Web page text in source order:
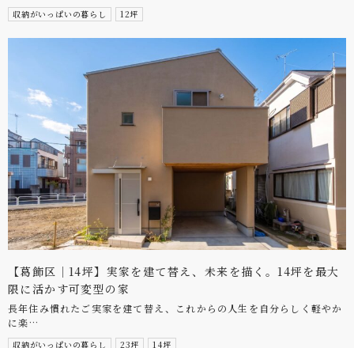
収納がいっぱいの暮らし 12坪
【葛飾区｜14坪】実家を建て替え、未来を描く。14坪を最大
限に活かす可変型の家
長年住み慣れたご実家を建て替え、これからの人生を自分らしく軽やか
に楽…
収納がいっぱいの暮らし 23坪 14坪